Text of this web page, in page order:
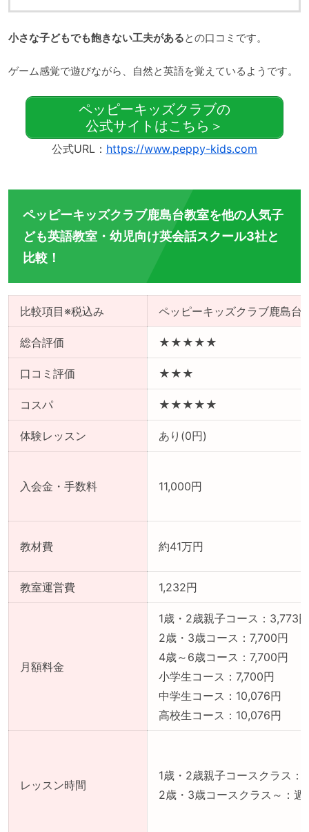
小さな子どもでも飽きない工夫があるとの口コミです。
ゲーム感覚で遊びながら、自然と英語を覚えているようです。
ペッピーキッズクラブの
公式サイトはこちら＞
公式URL： https://www.peppy-kids.com
ペッピーキッズクラブ鹿島台教室を他の人気子
ども英語教室・幼児向け英会話スクール3社と
比較！
比較項目※税込み ペッピーキッズクラブ鹿島台
総合評価 ★★★★★
口コミ評価 ★★★
コスパ ★★★★★
体験レッスン あり(0円)
入会金・手数料 11,000円
教材費 約41万円
教室運営費 1,232円
月額料金
1歳・2歳親子コース：3,773円
2歳・3歳コース：7,700円
4歳～6歳コース：7,700円
小学生コース：7,700円
中学生コース：10,076円
高校生コース：10,076円
レッスン時間
1歳・2歳親子コースクラス：
2歳・3歳コースクラス～：週